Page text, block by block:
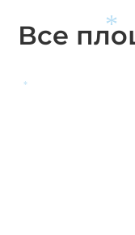
Все